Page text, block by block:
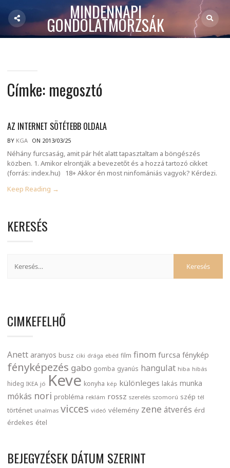
MINDENNAPI
GONDOLATMORZSÁK
Címke: megosztó
AZ INTERNET SÖTÉTEBB OLDALA
BY KGA ON 2013/03/25
Néhány furcsaság, amit pár hét alatt tapasztaltam a böngészés
közben. 1. Amikor elrontják a bevezetőt és a hozzá tartozó cikket
(forrás: index.hu) 18+ Akkor én most ninfomániás vagyok? Kérdezi.
Keep Reading →
KERESÉS
CIMKEFELHŐ
Anett aranyos busz ciki drága ebéd film finom furcsa fénykép
fényképezés gabo gomba gyanús hangulat hiba hibás
hideg IKEA jó Keve konyha kép különleges lakás munka
mókás nori probléma reklám rossz szerelés szomorú szép tél
történet unalmas vicces videó vélemény zene átverés érd
érdekes étel
BEJEGYZÉSEK DÁTUM SZERINT